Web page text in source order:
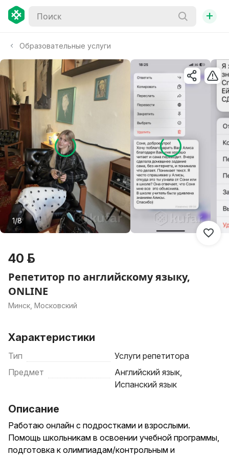
+
Образовательные услуги
1/8
40 р.
Репетитор по английскому языку,
ONLINE
Минск, Московский
Характеристики
Тип
Услуги репетитора
Предмет
Английский язык,
Испанский язык
Описание
Работаю онлайн с подростками и взрослыми.
Помощь школьникам в освоении учебной программы,
подготовка к олимпиадам/контрольным и